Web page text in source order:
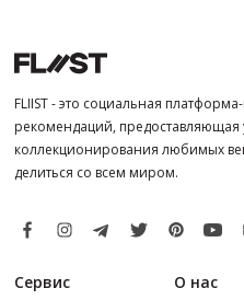
FLIIST - это социальная
рекомендаций,
коллекционирования любимых
делиться со всем миром.
Сервис О нас